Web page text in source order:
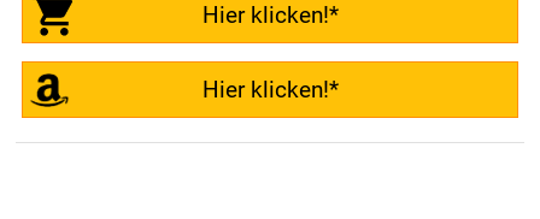
Hier klicken!*
Hier klicken!*